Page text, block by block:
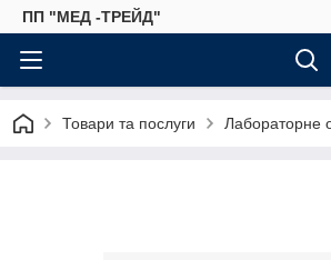
ПП "МЕД -ТРЕЙД"
Товари та послуги Лабораторне